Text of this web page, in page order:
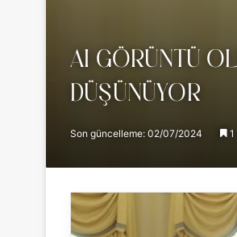
AI GÖRÜNTÜ
DÜŞÜNÜYOR
Son güncelleme: 02/07/2024